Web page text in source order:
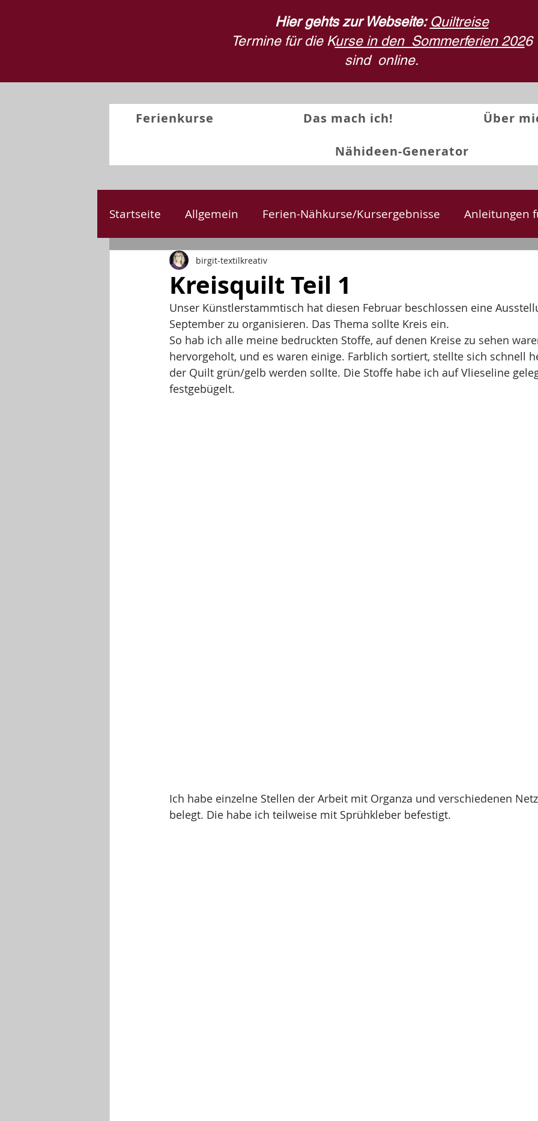
Hier gehts zur Webseite:Quiltreise
Termine für die Kurse in den Sommerferien 2026
sind online.
Ferienkurse Das mach ich! Über
Nähideen-Generator
Startseite Allgemein Ferien-Nähkurse/Kursergebnisse Anleitungen
Kreativprojekte
Kreisquilt Teil 1
birgit-textilkreativ
Unser Künstlerstammtisch hat diesen Februar beschlossen eine
September zu organisieren. Das Thema sollte Kreis ein.
So hab ich alle meine bedruckten Stoffe, auf denen Kreise zu sehen
hervorgeholt, und es waren einige. Farblich sortiert, stellte sich schnell
der Quilt grün/gelb werden sollte. Die Stoffe habe ich auf Vlieseline
festgebügelt.
Ich habe einzelne Stellen der Arbeit mit Organza und verschiedenen
belegt. Die habe ich teilweise mit Sprühkleber befestigt.